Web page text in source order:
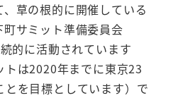
草の根的に開催している
サミット準備委員会
的に活動されています
トは2020年までに東京23
を目標としています）で